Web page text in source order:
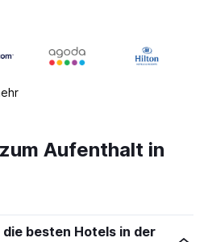
Aufenthalt in
die besten Hotels in der